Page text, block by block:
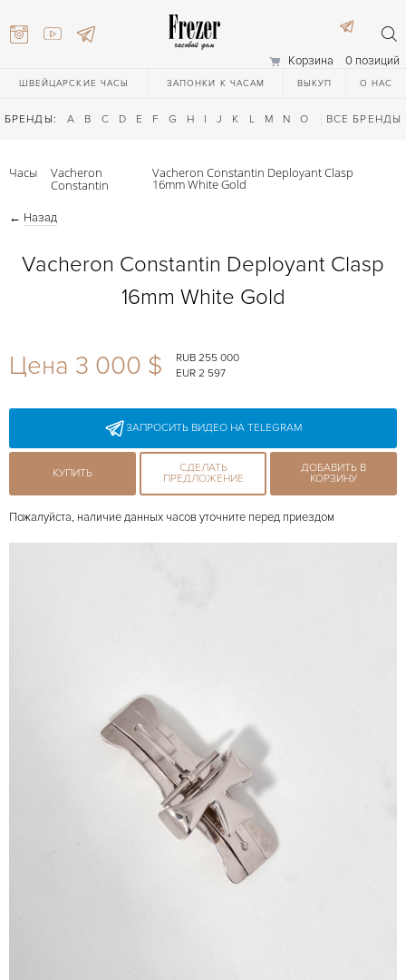
Корзина 0 позиций
ШВЕЙЦАРСКИЕ ЧАСЫ ЗАПОНКИ К ЧАСАМ ВЫКУП О НАС
БРЕНДЫ: A B C D E F G H I J K L M N O Q R S T
ВСЕ БРЕНДЫ
27-44
Часы Vacheron
Constantin
Vacheron Constantin Deployant Clasp
16mm White Gold
← Назад
Vacheron Constantin Deployant Clasp
16mm White Gold
Цена 3 000 $
RUB 255 000
EUR 2 597
ЗАПРОСИТЬ ВИДЕО НА TELEGRAM
КУПИТЬ
СДЕЛАТЬ
ПРЕДЛОЖЕНИЕ
ДОБАВИТЬ В
КОРЗИНУ
Пожалуйста, наличие данных часов уточните перед приездом